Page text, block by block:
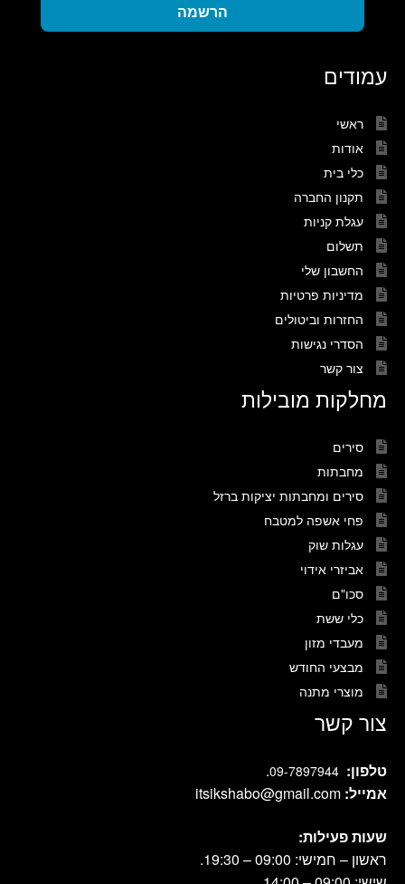
הרשמה
עמודים
ראשי
אודות
כלי בית
תקנון החברה
עגלת קניות
תשלום
החשבון שלי
מדיניות פרטיות
החזרות וביטולים
הסדרי נגישות
צור קשר
מחלקות מובילות
סירים
מחבתות
סירים ומחבתות יציקות ברזל
פחי אשפה למטבח
עגלות שוק
אביזרי אידוי
סכו"ם
כלי ששת
מעבדי מזון
מבצעי החודש
מוצרי מתנה
צור קשר
טלפון: 09-7897944
.
אמייל: itsikshabo@gmail.com
שעות פעילות:
ראשון – חמישי: 09:00 – 19:30.